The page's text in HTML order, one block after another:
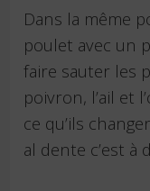
Dans la même
poulet avec un
faire sauter les
poivron, l’ail et
ce qu’ils
al dente c’est à